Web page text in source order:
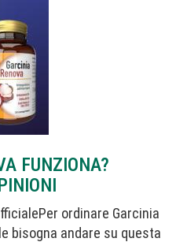
FUNZIONA?
ordinare Garcinia
bisogna andare su questa